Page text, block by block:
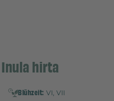
hirta
Blühzeit: VI, VII